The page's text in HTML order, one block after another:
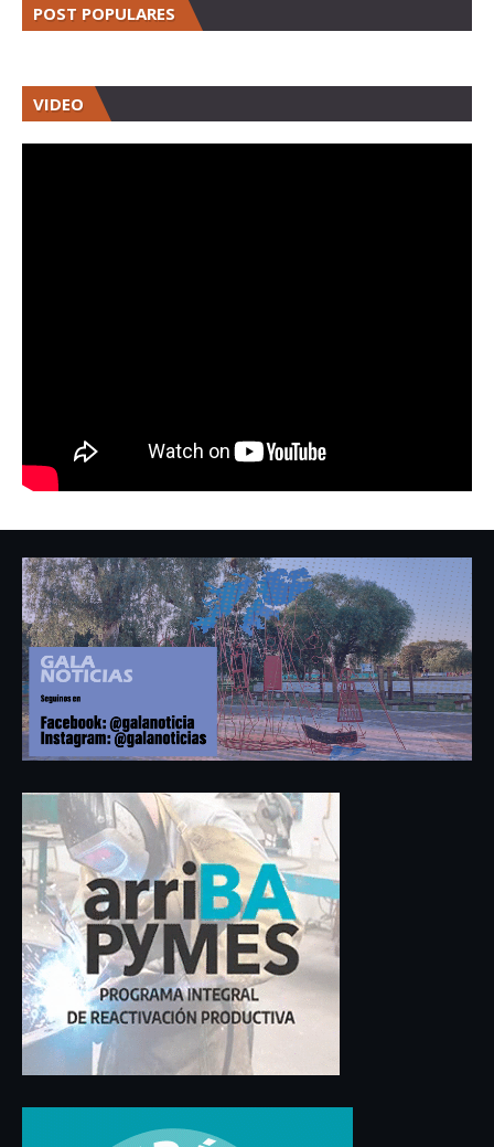
POST POPULARES
VIDEO